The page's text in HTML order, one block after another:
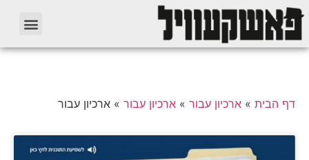
דף הבית » ארכיון עבור » ארכיון עבור » ארכיון עבור